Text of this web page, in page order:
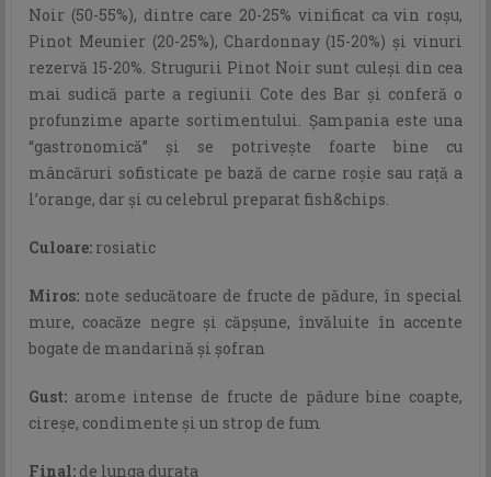
Noir (50-55%), dintre care 20-25% vinificat ca vin roşu,
Pinot Meunier (20-25%), Chardonnay (15-20%) şi vinuri
rezervă 15-20%. Strugurii Pinot Noir sunt culeşi din cea
mai sudică parte a regiunii Cote des Bar şi conferă o
profunzime aparte sortimentului. Şampania este una
“gastronomică” şi se potriveşte foarte bine cu
mâncăruri sofisticate pe bază de carne roşie sau raţă a
l’orange, dar şi cu celebrul preparat fish&chips.
Culoare: rosiatic
Miros: note seducătoare de fructe de pădure, în special
mure, coacăze negre şi căpşune, învăluite în accente
bogate de mandarină şi şofran
Gust: arome intense de fructe de pădure bine coapte,
cireşe, condimente şi un strop de fum
Final: de lunga durata